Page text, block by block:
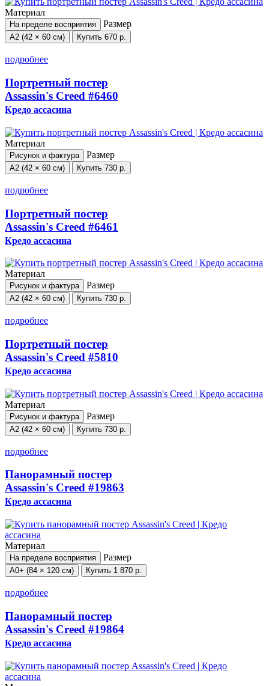
Материал
На пределе восприятия Размер
А2 (42 × 60 см) Купить 670 р.
подробнее
Портретный постер
Assassin's Creed #6460
Кредо ассасина
Материал
Рисунок и фактура Размер
А2 (42 × 60 см) Купить 730 р.
подробнее
Портретный постер
Assassin's Creed #6461
Кредо ассасина
Материал
Рисунок и фактура Размер
А2 (42 × 60 см) Купить 730 р.
подробнее
Портретный постер
Assassin's Creed #5810
Кредо ассасина
Материал
Рисунок и фактура Размер
А2 (42 × 60 см) Купить 730 р.
подробнее
Панорамный постер
Assassin's Creed #19863
Кредо ассасина
Материал
На пределе восприятия Размер
А0+ (84 × 120 см) Купить 1 870 р.
подробнее
Панорамный постер
Assassin's Creed #19864
Кредо ассасина